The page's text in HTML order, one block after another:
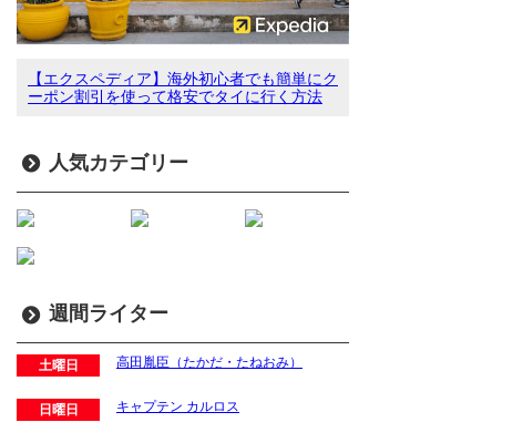
【エクスペディア】海外初心者でも簡単にク
ーポン割引を使って格安でタイに行く方法
人気カテゴリー
週間ライター
土曜日 高田胤臣（たかだ・たねおみ）
日曜日 キャプテン カルロス